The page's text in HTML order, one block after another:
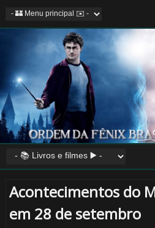
Acontecimentos do
em 28 de setembro